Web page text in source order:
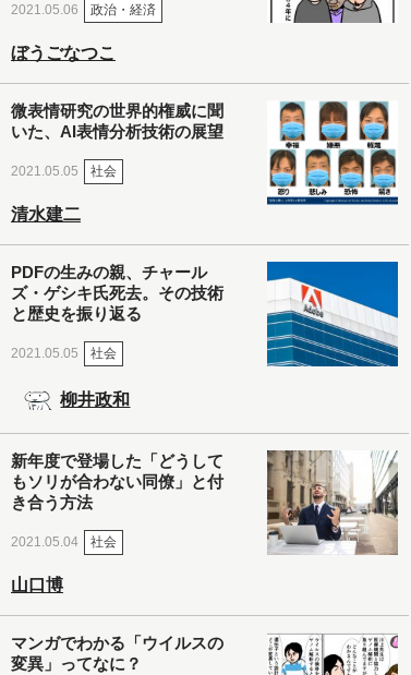
2021.05.06 政治・経済
ぼうごなつこ
微表情研究の世界的権威に聞
いた、AI表情分析技術の展望
2021.05.05 社会
清水建二
PDFの生みの親、チャール
ズ・ゲシキ氏死去。その技術
と歴史を振り返る
2021.05.05 社会
柳井政和
新年度で登場した「どうして
もソリが合わない同僚」と付
き合う方法
2021.05.04 社会
山口博
マンガでわかる「ウイルスの
変異」ってなに？